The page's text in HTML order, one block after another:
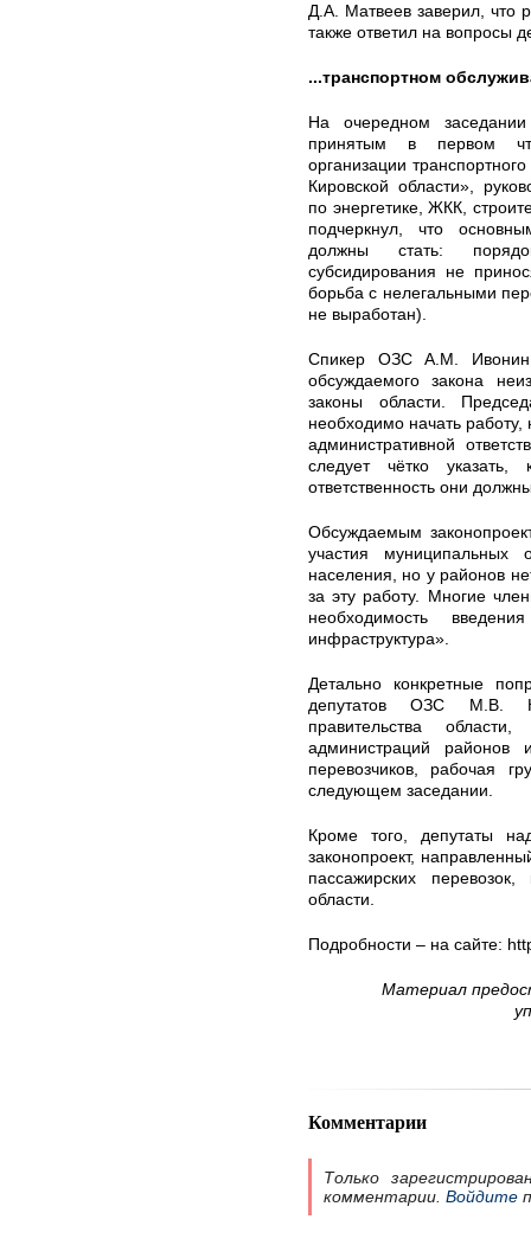
Д.А. Матвеев заверил, что
также ответил на вопросы
...транспортном
На очередном
принятым в первом
организации
Кировской области»,
по энергетике, ЖКК,
подчеркнул, что
должны стать:
субсидирования не
борьба с нелегальными
не выработан).
Спикер ОЗС А.М. Ивонин
обсуждаемого закона
законы области.
необходимо начать
административной
следует чётко
ответственность они
Обсуждаемым
участия муниципальных
населения, но у районов
за эту работу. Многие
необходимость
инфраструктура».
Детально конкретные
депутатов ОЗС М.В.
правительства
администраций районов
перевозчиков, рабочая
следующем заседании.
Кроме того, депутаты
законопроект,
пассажирских перевозок,
области.
Подробности – на сайте:
Материал
Комментарии
Только
комментарии. Войдите